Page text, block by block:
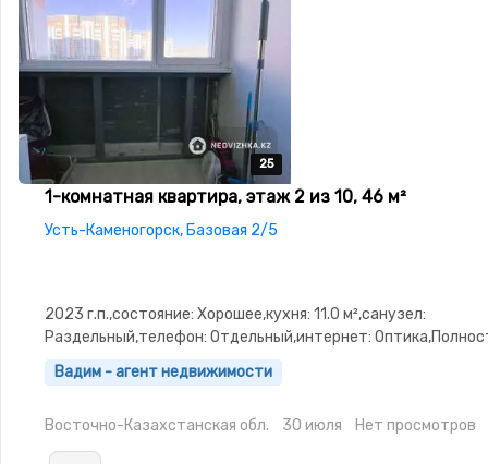
25
25
25
25
25
1-комнатная квартира, этаж 2 из 10, 46 м²
Усть-Каменогорск, Базовая 2/5
2023 г.п.,состояние: Хорошее,кухня: 11.0 м²,санузел:
Раздельный,телефон: Отдельный,интернет:
меблирована,Полностью меблирована,потолки: 3.2,паркинг:
Паркинг,Домофон,Видеонаблюдение,Пластиковые
кухня,Новая сантехника,Кладовка,Счётчики
Вадим - агент недвижимости
Восточно-Казахстанская обл. 30 июля Нет просмотров